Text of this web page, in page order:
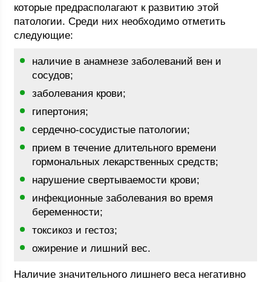
которые предрасполагают к развитию этой
патологии. Среди них необходимо отметить
следующие:
наличие в анамнезе заболеваний вен и
сосудов;
заболевания крови;
гипертония;
сердечно-сосудистые патологии;
прием в течение длительного времени
гормональных лекарственных средств;
нарушение свертываемости крови;
инфекционные заболевания во время
беременности;
токсикоз и гестоз;
ожирение и лишний вес.
Наличие значительного лишнего веса негативно